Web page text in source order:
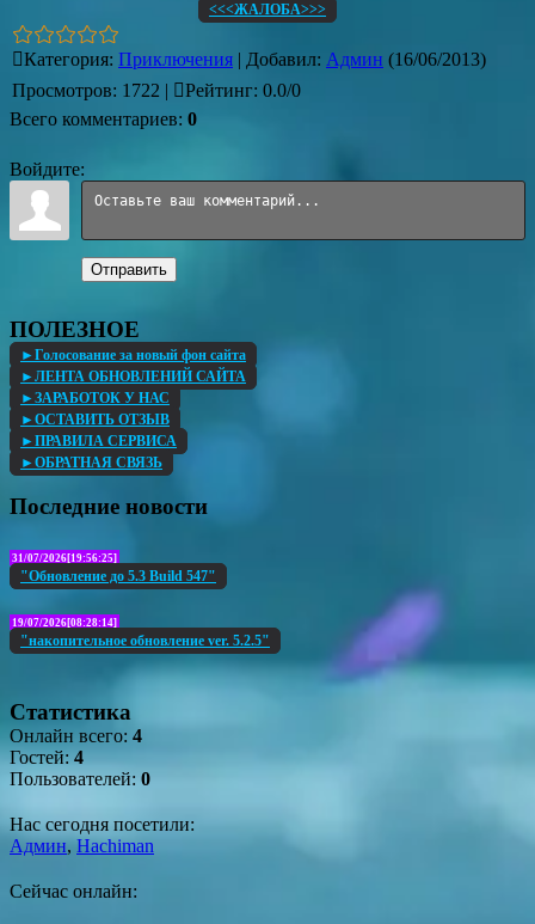
<<<ЖАЛОБА>>>
Категория: Приключения | Добавил: Админ (16/06/2013)
Просмотров: 1722 | Рейтинг: 0.0/0
Всего комментариев: 0
Войдите:
Отправить
ПОЛЕЗНОЕ
►Голосование за новый фон сайта
►ЛЕНТА ОБНОВЛЕНИЙ САЙТА
►ЗАРАБОТОК У НАС
►ОСТАВИТЬ ОТЗЫВ
►ПРАВИЛА СЕРВИСА
►ОБРАТНАЯ СВЯЗЬ
Последние новости
31/07/2026[19:56:25]
"Обновление до 5.3 Build 547"
19/07/2026[08:28:14]
"накопительное обновление ver. 5.2.5"
Статистика
Онлайн всего: 4
Гостей: 4
Пользователей: 0
Нас сегодня посетили:
Админ, Hachiman
Сейчас онлайн: